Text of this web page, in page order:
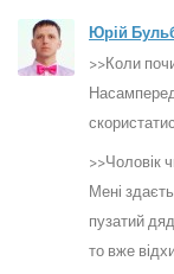
Юрій
>>Коли
>>Чоловік
Мені
пузатий
то вже